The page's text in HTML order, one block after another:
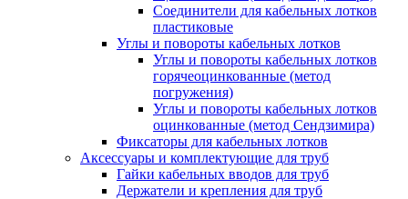
Соединители для кабельных лотков
пластиковые
Углы и повороты кабельных лотков
Углы и повороты кабельных лотков
горячеоцинкованные (метод
погружения)
Углы и повороты кабельных лотков
оцинкованные (метод Сендзимира)
Фиксаторы для кабельных лотков
Аксессуары и комплектующие для труб
Гайки кабельных вводов для труб
Держатели и крепления для труб